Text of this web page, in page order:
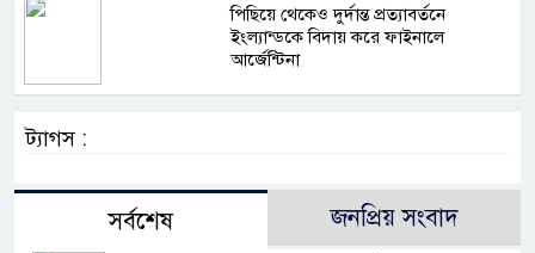
পিছিয়ে থেকেও দুর্দান্ত প্রত্যাবর্তনে
ইংল্যান্ডকে বিদায় করে ফাইনালে
আর্জেন্টিনা
ট্যাগস :
সর্বশেষ জনপ্রিয় সংবাদ